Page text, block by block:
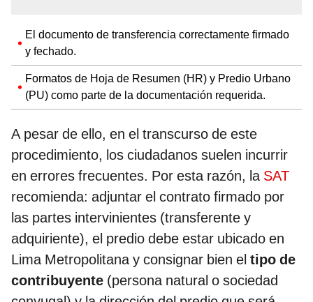
El documento de transferencia correctamente firmado
y fechado.
Formatos de Hoja de Resumen (HR) y Predio Urbano
(PU) como parte de la documentación requerida.
A pesar de ello, en el transcurso de este
procedimiento, los ciudadanos suelen incurrir
en errores frecuentes. Por esta razón, la SAT
recomienda: adjuntar el contrato firmado por
las partes intervinientes (transferente y
adquiriente), el predio debe estar ubicado en
Lima Metropolitana y consignar bien el tipo de
contribuyente (persona natural o sociedad